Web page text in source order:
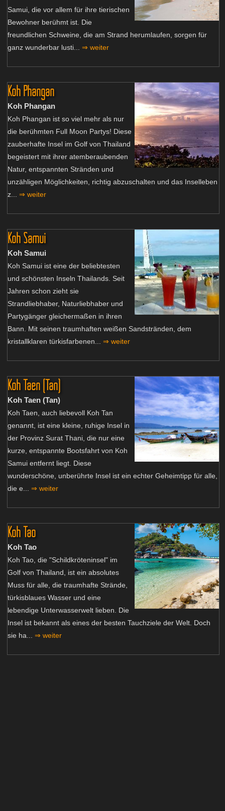
Samui, die vor allem für ihre tierischen
Bewohner berühmt ist. Die
freundlichen Schweine, die am Strand herumlaufen, sorgen für
ganz wunderbar lusti... ⇒ weiter
Koh Phangan
Koh Phangan
Koh Phangan ist so viel mehr als nur
die berühmten Full Moon Partys! Diese
zauberhafte Insel im Golf von Thailand
begeistert mit ihrer atemberaubenden
Natur, entspannten Stränden und
unzähligen Möglichkeiten, richtig abzuschalten und das Inselleben
z... ⇒ weiter
Koh Samui
Koh Samui
Koh Samui ist eine der beliebtesten
und schönsten Inseln Thailands. Seit
Jahren schon zieht sie
Strandliebhaber, Naturliebhaber und
Partygänger gleichermaßen in ihren
Bann. Mit seinen traumhaften weißen Sandstränden, dem
kristallklaren türkisfarbenen... ⇒ weiter
Koh Taen (Tan)
Koh Taen (Tan)
Koh Taen, auch liebevoll Koh Tan
genannt, ist eine kleine, ruhige Insel in
der Provinz Surat Thani, die nur eine
kurze, entspannte Bootsfahrt von Koh
Samui entfernt liegt. Diese
wunderschöne, unberührte Insel ist ein echter Geheimtipp für alle,
die e... ⇒ weiter
Koh Tao
Koh Tao
Koh Tao, die "Schildkröteninsel" im
Golf von Thailand, ist ein absolutes
Muss für alle, die traumhafte Strände,
türkisblaues Wasser und eine
lebendige Unterwasserwelt lieben. Die
Insel ist bekannt als eines der besten Tauchziele der Welt. Doch
sie ha... ⇒ weiter